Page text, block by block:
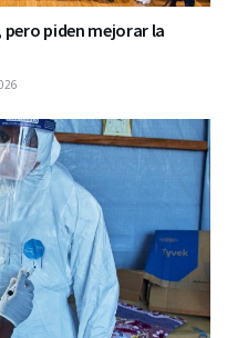
piden mejorar la